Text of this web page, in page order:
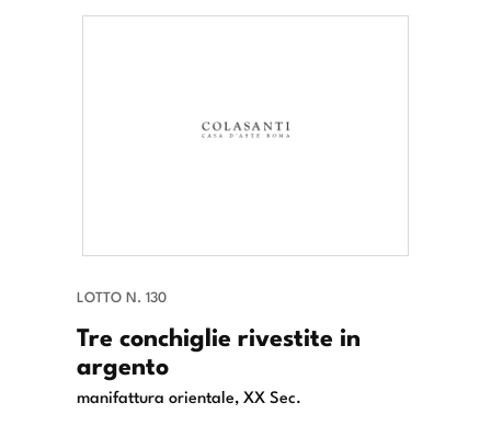
LOTTO N. 130
Tre conchiglie rivestite in
argento
manifattura orientale, XX Sec.